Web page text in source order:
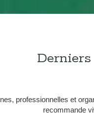
professionnelles et
recommande